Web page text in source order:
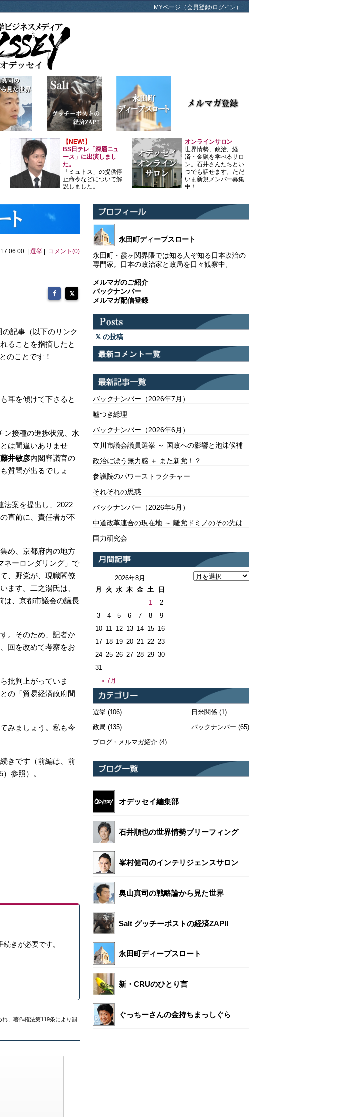
MYページ（会員登録/ログイン）
【NEW!】
BS日テレ「深層ニュ
ース」に出演しまし
た。
「ミュトス」の提供停
止命令などについて解
説しました。
オンラインサロン
世界情勢、政治、経
済・金融を学べるサロ
ン。石井さんたちとい
つでも話せます。ただ
いま新規メンバー募集
中！
06:00 | 選挙| コメント(0)
の記事（以下のリンク
ることを指摘したと
のことです！
耳を傾けて下さると
ン接種の進捗状況、水
は間違いありませ
藤井敏彦内閣審議官の
質問が出るでしょ
法案を提出し、2022
直前に、責任者が不
め、京都府内の地方
ネーロンダリング」で
、野党が、現職閣僚
ます。二之湯氏は、
は、京都市議会の議長
。そのため、記者か
回を改めて考察をお
批判上がっていま
の「貿易経済政府間
みましょう。私も今
きです（前編は、前
参照）。
きが必要です。
、著作権法第119条により罰
永田町ディープスロート
永田町・霞ヶ関界隈では知る人ぞ知る日本政治の
専門家。日本の政治家と政局を日々観察中。
メルマガのご紹介
バックナンバー
メルマガ配信登録
の投稿
バックナンバー（2026年7月）
嘘つき総理
バックナンバー（2026年6月）
立川市議会議員選挙 ～ 国政への影響と泡沫候補
政治に漂う無力感 ＋ また新党！？
参議院のパワーストラクチャー
それぞれの思惑
バックナンバー（2026年5月）
中道改革連合の現在地 ～ 離党ドミノのその先は
国力研究会
2026年8月
月
火 水 木 金 土 日
« 7月
1
2
3
4 5 6 7 8
9
10 11 12 13 14 15 16
17 18 19 20 21 22 23
24 25 26 27 28 29 30
31
選挙 (106)
政局 (135)
ブログ・メルマガ紹介 (4)
日米関係(1)
バックナンバー (65)
オデッセイ編集部
石井順也の世界情勢ブリーフィング
峯村健司のインテリジェンスサロン
奥山真司の戦略論から見た世界
Salt グッチーポストの経済ZAP!!
永田町ディープスロート
新・CRUのひとり言
ぐっちーさんの金持ちまっしぐら